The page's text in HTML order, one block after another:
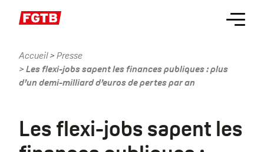
Menu
Fil
d'Ariane
Accueil
Presse
Les flexi-jobs sapent les finances publiques : plus
d’un demi-milliard d’euros de pertes par an
Les flexi-jobs sapent les